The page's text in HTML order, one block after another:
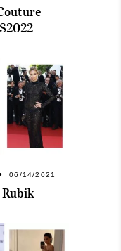
06/14/2021
Rubik